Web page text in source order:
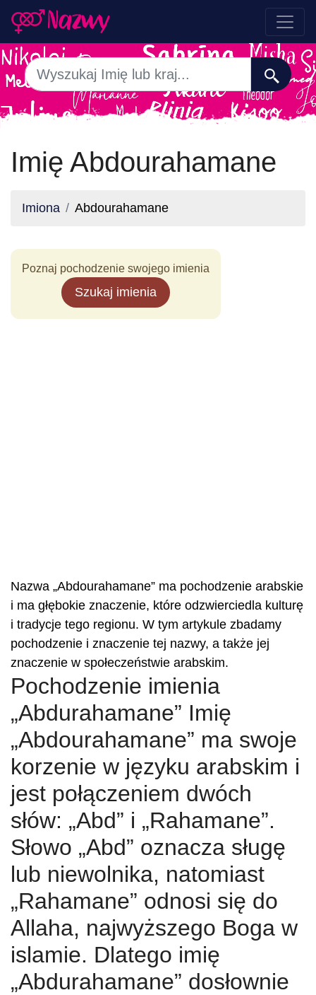
Imię Abdourahamane
Imiona Abdourahamane
Poznaj pochodzenie swojego imienia
Szukaj imienia
Nazwa „Abdourahamane” ma pochodzenie arabskie
i ma głębokie znaczenie, które odzwierciedla kulturę
i tradycje tego regionu. W tym artykule zbadamy
pochodzenie i znaczenie tej nazwy, a także jej
znaczenie w społeczeństwie arabskim.
Pochodzenie imienia
„Abdurahamane” Imię
„Abdourahamane” ma swoje
korzenie w języku arabskim i
jest połączeniem dwóch
słów: „Abd” i „Rahamane”.
Słowo „Abd” oznacza sługę
lub niewolnika, natomiast
„Rahamane” odnosi się do
Allaha, najwyższego Boga w
islamie. Dlatego imię
„Abdurahamane” dosłownie